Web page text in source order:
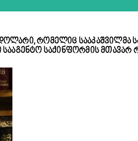
რომელიც სააკაშვილმა
საქინფორმის